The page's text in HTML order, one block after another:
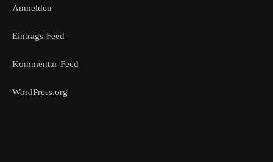
Anmelden
Eintrags-Feed
Kommentar-Feed
WordPress.org